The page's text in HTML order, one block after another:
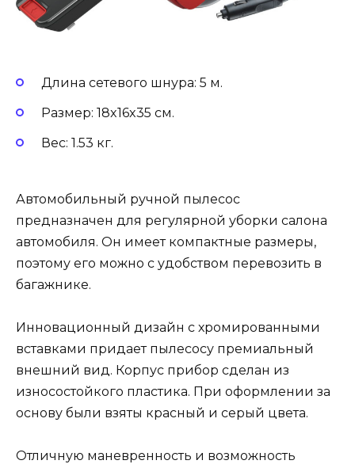
Длина сетевого шнура: 5 м.
Размер: 18x16x35 см.
Вес: 1.53 кг.
Автомобильный ручной пылесос
предназначен для регулярной уборки салона
автомобиля. Он имеет компактные размеры,
поэтому его можно с удобством перевозить в
багажнике.
Инновационный дизайн с хромированными
вставками придает пылесосу премиальный
внешний вид. Корпус прибор сделан из
износостойкого пластика. При оформлении за
основу были взяты красный и серый цвета.
Отличную маневренность и возможность